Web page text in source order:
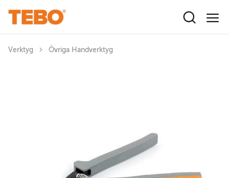
Verktyg Övriga Handverktyg